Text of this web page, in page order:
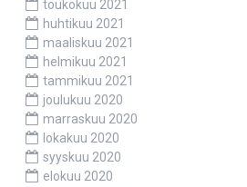
toukokuu 2021
huhtikuu 2021
maaliskuu 2021
helmikuu 2021
tammikuu 2021
joulukuu 2020
marraskuu 2020
lokakuu 2020
syyskuu 2020
elokuu 2020